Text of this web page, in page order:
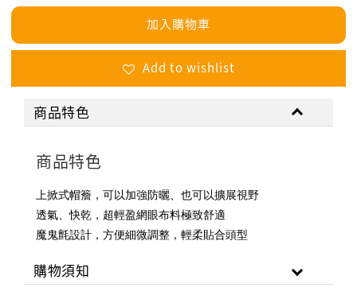
加入購物車
Add to wishlist
商品特色
商品特色
上掀式帽簷，可以加強防曬、也可以擴展視野
透氣、快乾，超輕盈網眼布料極致舒適
魔鬼氈設計，方便細微調整，輕柔貼合頭型
購物須知